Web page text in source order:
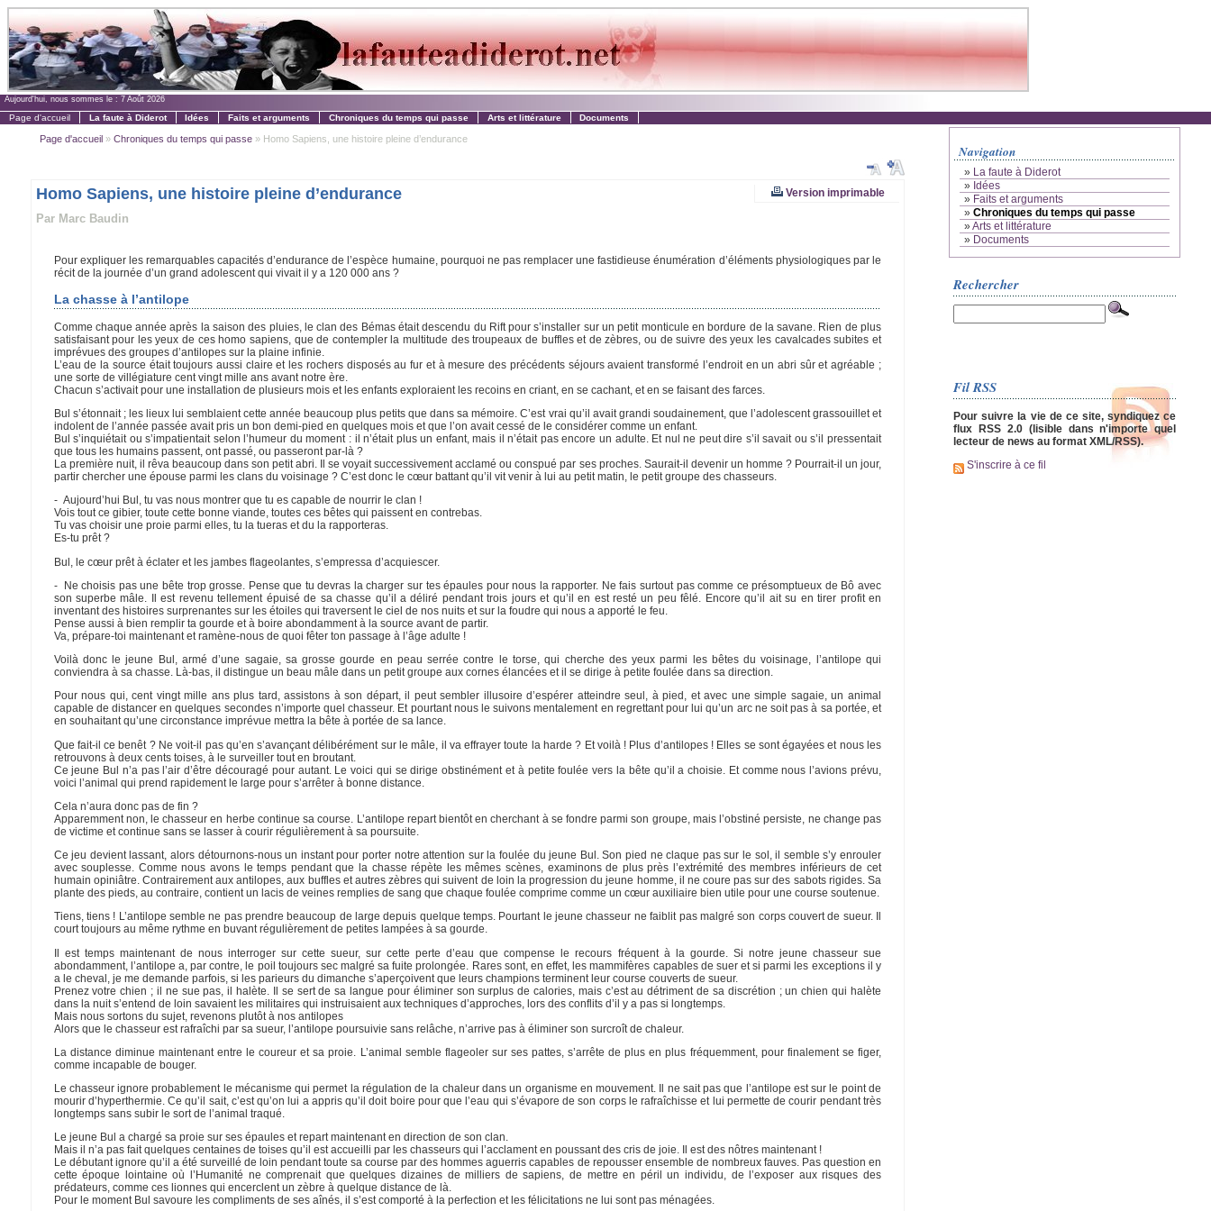
Aujourd'hui, nous sommes le : 7 Août 2026
Page d'accueil La faute à Diderot Idées Faits et arguments Chroniques du temps qui passe Arts et littérature Documents
Page d'accueil» Chroniques du temps qui passe» Homo Sapiens, une histoire pleine d’endurance
Version imprimable
Homo Sapiens, une histoire pleine d’endurance
Par Marc Baudin
Pour expliquer les remarquables capacités d’endurance de l’espèce humaine, pourquoi ne pas remplacer une fastidieuse énumération d’éléments physiologiques par le
récit de la journée d’un grand adolescent qui vivait il y a 120 000 ans ?
La chasse à l’antilope
Comme chaque année après la saison des pluies, le clan des Bémas était descendu du Rift pour s’installer sur un petit monticule en bordure de la savane. Rien de plus
satisfaisant pour les yeux de ces homo sapiens, que de contempler la multitude des troupeaux de buffles et de zèbres, ou de suivre des yeux les cavalcades subites et
imprévues des groupes d’antilopes sur la plaine infinie.
L’eau de la source était toujours aussi claire et les rochers disposés au fur et à mesure des précédents séjours avaient transformé l’endroit en un abri sûr et agréable ;
une sorte de villégiature cent vingt mille ans avant notre ère.
Chacun s’activait pour une installation de plusieurs mois et les enfants exploraient les recoins en criant, en se cachant, et en se faisant des farces.
Bul s’étonnait ; les lieux lui semblaient cette année beaucoup plus petits que dans sa mémoire. C’est vrai qu’il avait grandi soudainement, que l’adolescent grassouillet et
indolent de l’année passée avait pris un bon demi-pied en quelques mois et que l’on avait cessé de le considérer comme un enfant.
Bul s’inquiétait ou s’impatientait selon l’humeur du moment : il n’était plus un enfant, mais il n’était pas encore un adulte. Et nul ne peut dire s’il savait ou s’il pressentait
que tous les humains passent, ont passé, ou passeront par-là ?
La première nuit, il rêva beaucoup dans son petit abri. Il se voyait successivement acclamé ou conspué par ses proches. Saurait-il devenir un homme ? Pourrait-il un jour,
partir chercher une épouse parmi les clans du voisinage ? C’est donc le cœur battant qu’il vit venir à lui au petit matin, le petit groupe des chasseurs.
- Aujourd’hui Bul, tu vas nous montrer que tu es capable de nourrir le clan !
Vois tout ce gibier, toute cette bonne viande, toutes ces bêtes qui paissent en contrebas.
Tu vas choisir une proie parmi elles, tu la tueras et du la rapporteras.
Es-tu prêt ?
Bul, le cœur prêt à éclater et les jambes flageolantes, s’empressa d’acquiescer.
- Ne choisis pas une bête trop grosse. Pense que tu devras la charger sur tes épaules pour nous la rapporter. Ne fais surtout pas comme ce présomptueux de Bô avec
son superbe mâle. Il est revenu tellement épuisé de sa chasse qu’il a déliré pendant trois jours et qu’il en est resté un peu fêlé. Encore qu’il ait su en tirer profit en
inventant des histoires surprenantes sur les étoiles qui traversent le ciel de nos nuits et sur la foudre qui nous a apporté le feu.
Pense aussi à bien remplir ta gourde et à boire abondamment à la source avant de partir.
Va, prépare-toi maintenant et ramène-nous de quoi fêter ton passage à l’âge adulte !
Voilà donc le jeune Bul, armé d’une sagaie, sa grosse gourde en peau serrée contre le torse, qui cherche des yeux parmi les bêtes du voisinage, l’antilope qui
conviendra à sa chasse. Là-bas, il distingue un beau mâle dans un petit groupe aux cornes élancées et il se dirige à petite foulée dans sa direction.
Pour nous qui, cent vingt mille ans plus tard, assistons à son départ, il peut sembler illusoire d’espérer atteindre seul, à pied, et avec une simple sagaie, un animal
capable de distancer en quelques secondes n’importe quel chasseur. Et pourtant nous le suivons mentalement en regrettant pour lui qu’un arc ne soit pas à sa portée, et
en souhaitant qu’une circonstance imprévue mettra la bête à portée de sa lance.
Que fait-il ce benêt ? Ne voit-il pas qu’en s’avançant délibérément sur le mâle, il va effrayer toute la harde ? Et voilà ! Plus d’antilopes ! Elles se sont égayées et nous les
retrouvons à deux cents toises, à le surveiller tout en broutant.
Ce jeune Bul n’a pas l’air d’être découragé pour autant. Le voici qui se dirige obstinément et à petite foulée vers la bête qu’il a choisie. Et comme nous l’avions prévu,
voici l’animal qui prend rapidement le large pour s’arrêter à bonne distance.
Cela n’aura donc pas de fin ?
Apparemment non, le chasseur en herbe continue sa course. L’antilope repart bientôt en cherchant à se fondre parmi son groupe, mais l’obstiné persiste, ne change pas
de victime et continue sans se lasser à courir régulièrement à sa poursuite.
Ce jeu devient lassant, alors détournons-nous un instant pour porter notre attention sur la foulée du jeune Bul. Son pied ne claque pas sur le sol, il semble s’y enrouler
avec souplesse. Comme nous avons le temps pendant que la chasse répète les mêmes scènes, examinons de plus près l’extrémité des membres inférieurs de cet
humain opiniâtre. Contrairement aux antilopes, aux buffles et autres zèbres qui suivent de loin la progression du jeune homme, il ne coure pas sur des sabots rigides. Sa
plante des pieds, au contraire, contient un lacis de veines remplies de sang que chaque foulée comprime comme un cœur auxiliaire bien utile pour une course soutenue.
Tiens, tiens ! L’antilope semble ne pas prendre beaucoup de large depuis quelque temps. Pourtant le jeune chasseur ne faiblit pas malgré son corps couvert de sueur. Il
court toujours au même rythme en buvant régulièrement de petites lampées à sa gourde.
Il est temps maintenant de nous interroger sur cette sueur, sur cette perte d’eau que compense le recours fréquent à la gourde. Si notre jeune chasseur sue
abondamment, l’antilope a, par contre, le poil toujours sec malgré sa fuite prolongée. Rares sont, en effet, les mammifères capables de suer et si parmi les exceptions il y
a le cheval, je me demande parfois, si les parieurs du dimanche s’aperçoivent que leurs champions terminent leur course couverts de sueur.
Prenez votre chien ; il ne sue pas, il halète. Il se sert de sa langue pour éliminer son surplus de calories, mais c’est au détriment de sa discrétion ; un chien qui halète
dans la nuit s’entend de loin savaient les militaires qui instruisaient aux techniques d’approches, lors des conflits d’il y a pas si longtemps.
Mais nous sortons du sujet, revenons plutôt à nos antilopes
Alors que le chasseur est rafraîchi par sa sueur, l’antilope poursuivie sans relâche, n’arrive pas à éliminer son surcroît de chaleur.
La distance diminue maintenant entre le coureur et sa proie. L’animal semble flageoler sur ses pattes, s’arrête de plus en plus fréquemment, pour finalement se figer,
comme incapable de bouger.
Le chasseur ignore probablement le mécanisme qui permet la régulation de la chaleur dans un organisme en mouvement. Il ne sait pas que l’antilope est sur le point de
mourir d’hyperthermie. Ce qu’il sait, c’est qu’on lui a appris qu’il doit boire pour que l’eau qui s’évapore de son corps le rafraîchisse et lui permette de courir pendant très
longtemps sans subir le sort de l’animal traqué.
Le jeune Bul a chargé sa proie sur ses épaules et repart maintenant en direction de son clan.
Mais il n’a pas fait quelques centaines de toises qu’il est accueilli par les chasseurs qui l’acclament en poussant des cris de joie. Il est des nôtres maintenant !
Le débutant ignore qu’il a été surveillé de loin pendant toute sa course par des hommes aguerris capables de repousser ensemble de nombreux fauves. Pas question en
cette époque lointaine où l’Humanité ne comprenait que quelques dizaines de milliers de sapiens, de mettre en péril un individu, de l’exposer aux risques des
prédateurs, comme ces lionnes qui encerclent un zèbre à quelque distance de là.
Pour le moment Bul savoure les compliments de ses aînés, il s’est comporté à la perfection et les félicitations ne lui sont pas ménagées.
Navigation
» La faute à Diderot
» Idées
» Faits et arguments
» Chroniques du temps qui passe
»Arts et littérature
» Documents
Rechercher
Fil RSS
Pour suivre la vie de ce site, syndiquez ce
flux RSS 2.0 (lisible dans n'importe quel
lecteur de news au format XML/RSS).
S'inscrire à ce fil